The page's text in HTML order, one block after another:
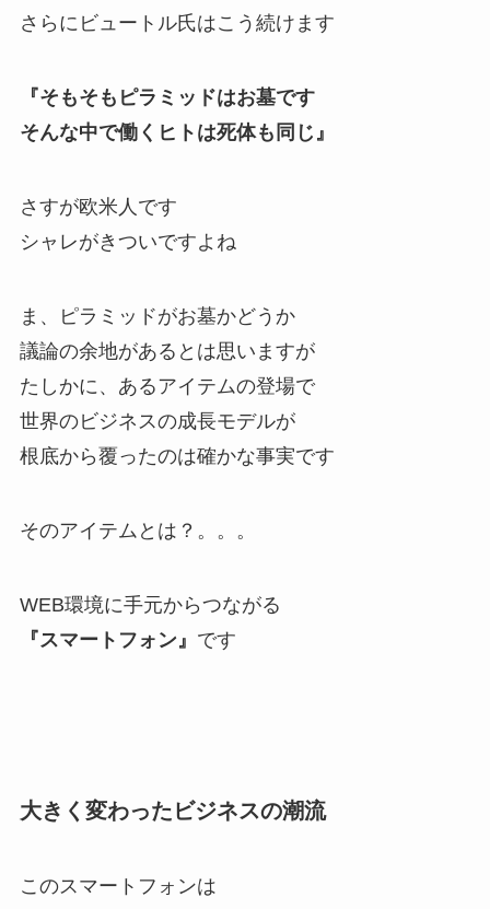
さらにビュートル氏はこう続けます
『そもそもピラミッドはお墓です
そんな中で働くヒトは死体も同じ』
さすが欧米人です
シャレがきついですよね
ま、ピラミッドがお墓かどうか
議論の余地があるとは思いますが
たしかに、あるアイテムの登場で
世界のビジネスの成長モデルが
根底から覆ったのは確かな事実です
そのアイテムとは？。。。
WEB環境に手元からつながる
『スマートフォン』 です
大きく変わったビジネスの潮流
このスマートフォンは